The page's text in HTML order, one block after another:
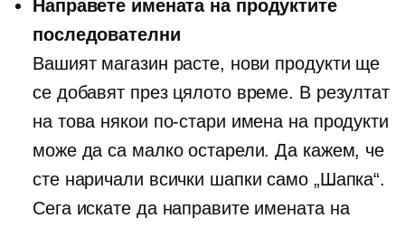
Направете имената на продуктите
последователни
Вашият магазин расте, нови продукти ще
се добавят през цялото време. В резултат
на това някои по-стари имена на продукти
може да са малко остарели. Да кажем, че
сте наричали всички шапки само „Шапка“.
Сега искате да направите имената на